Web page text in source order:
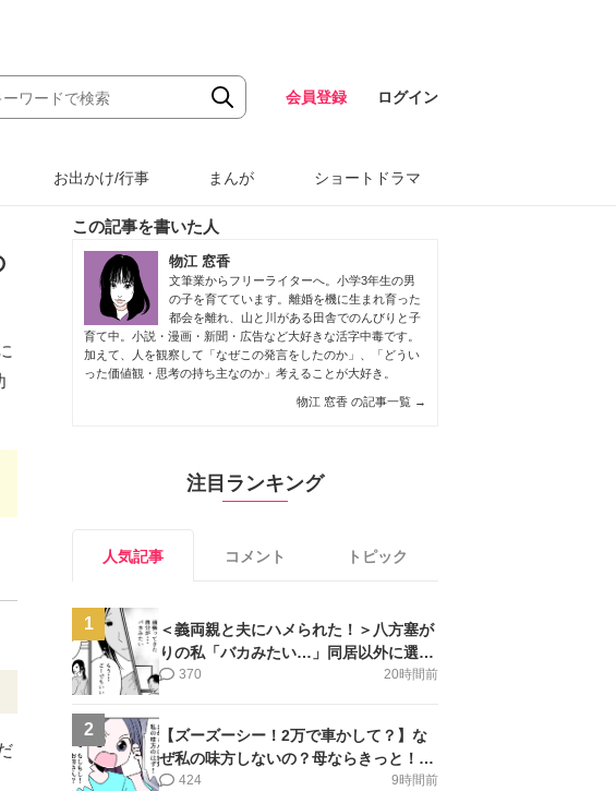
会員登録 ログイン
お出かけ/行事 まんが ショートドラマ
この記事を書いた人
物江 窓香
文筆業からフリーライターへ。小学3年生の男
の子を育てています。離婚を機に生まれ育った
都会を離れ、山と川がある田舎でのんびりと子
育て中。小説・漫画・新聞・広告など大好きな活字中毒です。
加えて、人を観察して「なぜこの発言をしたのか」、「どうい
った価値観・思考の持ち主なのか」考えることが大好き。
物江 窓香 の記事一覧 →
注目ランキング
人気記事 コメント トピック
1
＜義両親と夫にハメられた！＞八方塞が
りの私「バカみたい…」同居以外に選択
肢がない【第5話まんが】
20時間前
370
2
【ズーズーシー！2万で車かして？】な
ぜ私の味方しないの？母ならきっと！＜
第17話＞#4コマ母道場
9時間前
424